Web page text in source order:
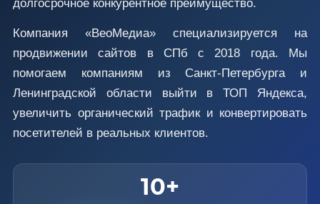
долгосрочное конкурентное преимущество.
Компания «ВеоМедиа» специализируется на
продвижении сайтов в СПб с 2018 года. Мы
помогаем компаниям из Санкт-Петербурга и
Ленинградской области выйти в ТОП Яндекса,
увеличить органический трафик и конвертировать
посетителей в реальных клиентов.
10+